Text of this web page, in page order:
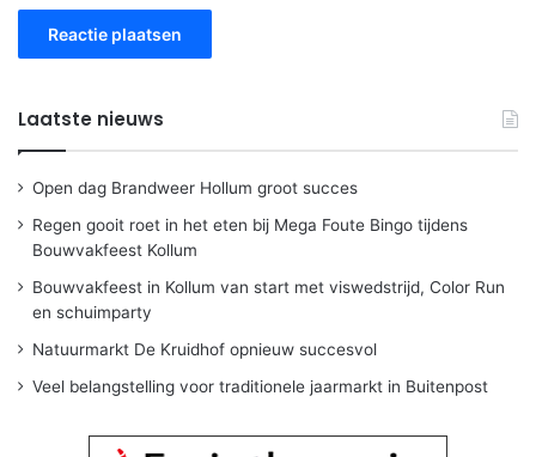
Laatste nieuws
Open dag Brandweer Hollum groot succes
Regen gooit roet in het eten bij Mega Foute Bingo tijdens
Bouwvakfeest Kollum
Bouwvakfeest in Kollum van start met viswedstrijd, Color Run
en schuimparty
Natuurmarkt De Kruidhof opnieuw succesvol
Veel belangstelling voor traditionele jaarmarkt in Buitenpost